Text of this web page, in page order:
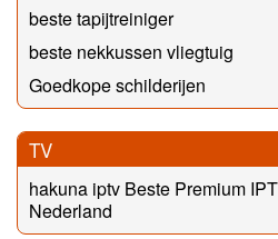
beste tapijtreiniger
beste nekkussen vliegtuig
Goedkope schilderijen
TV
hakuna iptv Beste Premium
Nederland